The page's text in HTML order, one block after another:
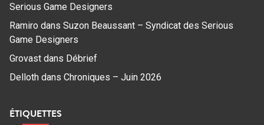
Serious Game Designers
Ramiro dans Suzon Beaussant – Syndicat des Serious
Game Designers
Grovast dans Débrief
Delloth dans Chroniques – Juin 2026
ÉTIQUETTES